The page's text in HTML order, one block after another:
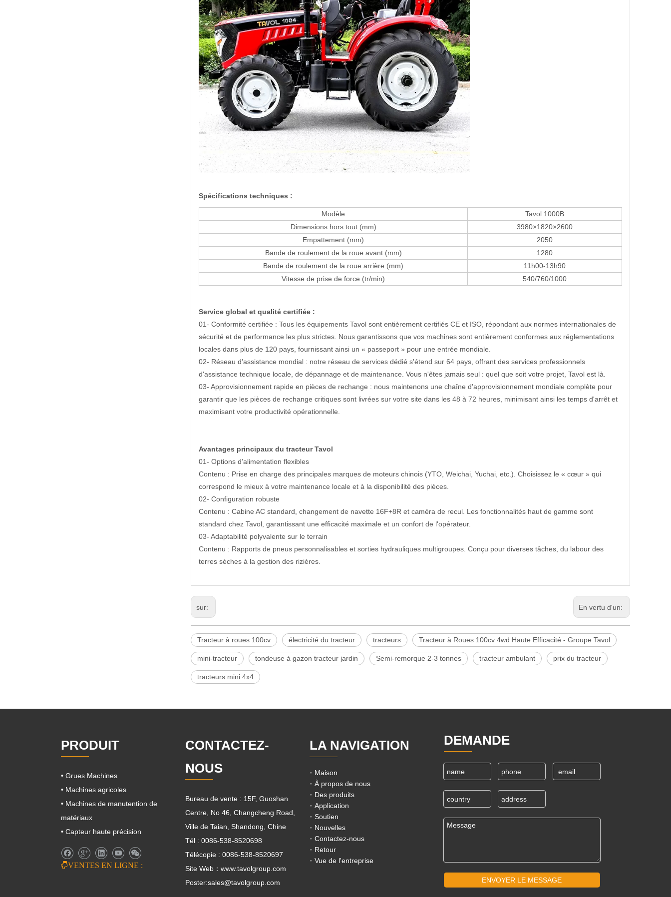
Spécifications techniques :
Modèle
Tavol 1000B
Dimensions hors tout (mm)
3980×1820×2600
Empattement (mm)
2050
Bande de roulement de la roue avant (mm)
1280
Bande de roulement de la roue arrière (mm)
11h00-13h90
Vitesse de prise de force (tr/min)
540/760/1000
Service global et qualité certifiée :
01- Conformité certifiée : Tous les équipements Tavol sont entièrement certifiés CE et ISO, répondant aux normes internationales de
sécurité et de performance les plus strictes. Nous garantissons que vos machines sont entièrement conformes aux réglementations
locales dans plus de 120 pays, fournissant ainsi un « passeport » pour une entrée mondiale.
02- Réseau d'assistance mondial : notre réseau de services dédié s'étend sur 64 pays, offrant des services professionnels
d'assistance technique locale, de dépannage et de maintenance. Vous n'êtes jamais seul : quel que soit votre projet, Tavol est là.
03- Approvisionnement rapide en pièces de rechange : nous maintenons une chaîne d'approvisionnement mondiale complète pour
garantir que les pièces de rechange critiques sont livrées sur votre site dans les 48 à 72 heures, minimisant ainsi les temps d'arrêt et
maximisant votre productivité opérationnelle.
Avantages principaux du tracteur Tavol
01- Options d'alimentation flexibles
Contenu : Prise en charge des principales marques de moteurs chinois (YTO, Weichai, Yuchai, etc.). Choisissez le « cœur » qui
correspond le mieux à votre maintenance locale et à la disponibilité des pièces.
02- Configuration robuste
Contenu : Cabine AC standard, changement de navette 16F+8R et caméra de recul. Les fonctionnalités haut de gamme sont
standard chez Tavol, garantissant une efficacité maximale et un confort de l'opérateur.
03- Adaptabilité polyvalente sur le terrain
Contenu : Rapports de pneus personnalisables et sorties hydrauliques multigroupes. Conçu pour diverses tâches, du labour des
terres sèches à la gestion des rizières.
sur: En vertu d'un:
Tracteur à roues 100cv électricité du tracteur tracteurs Tracteur à Roues 100cv 4wd Haute Efficacité - Groupe Tavol
mini-tracteur tondeuse à gazon tracteur jardin Semi-remorque 2-3 tonnes tracteur ambulant prix du tracteur
tracteurs mini 4x4
PRODUIT
• Grues Machines
• Machines agricoles
• Machines de manutention de
matériaux
• Capteur haute précision
VENTES EN LIGNE :
CONTACTEZ-
NOUS
Bureau de vente : 15F, Guoshan
Centre, No 46, Changcheng Road,
Ville de Taian, Shandong, Chine
Tél : 0086-538-8520698
Télécopie : 0086-538-8520697
Site Web：www.tavolgroup.com
Poster:sales@tavolgroup.com
LA NAVIGATION
Maison
À propos de nous
Des produits
Application
Soutien
Nouvelles
Contactez-nous
Retour
Vue de l'entreprise
DEMANDE
ENVOYER LE MESSAGE